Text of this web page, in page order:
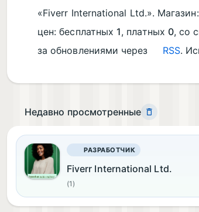
«Fiverr International Ltd.».
цен: бесплатных 1, платных 0, со
за обновлениями через
RSS.
Недавно просмотренные
РАЗРАБОТЧИК
Fiverr International Ltd.
(1)